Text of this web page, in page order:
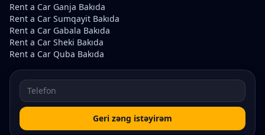
Rent a Car Ganja Bakıda
Rent a Car Sumqayit Bakıda
Rent a Car Gabala Bakıda
Rent a Car Sheki Bakıda
Rent a Car Quba Bakıda
Geri zəng istəyirəm